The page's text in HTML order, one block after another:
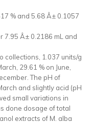
% and 5.68 Â± 0.1057
7.95 Â± 0.2186 mL and
collections, 1.037 units/g
29.61 % on June,
The pH of
and slightly acid (pH
small variations in
done dosage of total
extracts of M. alba